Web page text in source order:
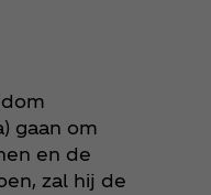
gaan om
en de
zal hij de